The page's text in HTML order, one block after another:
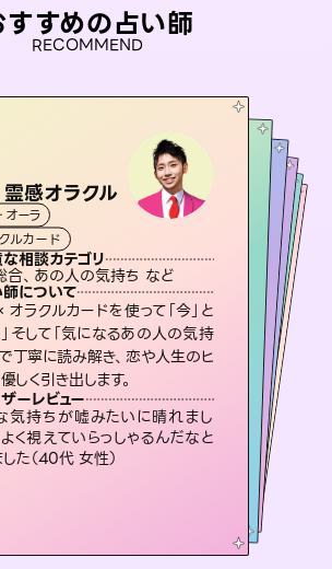
すすめの占い師
RECOMMEND
感オラクル
オーラ
ルカード
相談カテゴリ
合、あの人の気持ち など
について
ラクルカードを使って「今」と
」そして「気になるあの人の気持
丁寧に読み解き、恋や人生のヒ
しく引き出します。
ーレビュー
気持ちが嘘みたいに晴れまし
く視えていらっしゃるんだなと
た（40代 女性）
セラピスト理恵
霊視・オーラ
スピリチュアル・リーディング
得意な相談カテゴリ
片想い、二人の未来、年の差 など
占い師について
連絡再開、復縁、成就などの報告実績
多数。セラピストとして2万超の施術経
験があるからこそできる鑑定で、より良
未来をサポートします。
ユーザーレビュー
ても心温まる鑑定でした。しかもこち
は何も言っていないのに視えていらっ
ゃるんだなと驚きです（30代女性）
未来視師＊花
霊視・オーラ
スピリチュアル・リーディング
得意な相談カテゴリ
出逢い、片想い、復縁 など
占い師について
未来には何パターンもの選択肢があり
ます。不安で視えにくくなっているあな
たの素敵な未来を見つけ、その未来を
選択できるようアドバイスします。
ユーザーレビュー
職場の人の性質や人間関係、本心など
本当によく視えていてびっくり。対策が
打てて前向きになれます（40代）
アイリス -iris-
西洋占星術
ルーン
得意な相談カテゴリ
恋愛総合、片想い、二人の未来 など
占い師について
復縁、恋愛、不倫の行方、同性愛や片思い、仕事関係や借金問題まで知りたいことや心の負担になっていることを紐解き、背中をそっと押して導きます。
ユーザーレビュー
安心感のあり、言い切ってくれる所や濁
さない鑑定のおかげで、毎回自分の気
持ちを整えられます（30代 男性）
スピリチュアル・リーディング
得意な相談カテゴリ
片想い、あの人の気持ち、復縁 など
占い師について
3,700年以上の歴史を持つ東洋最古の
占術「易占」で詳細まで占い、幸せへ向
かう道筋を示します。厳しい結果にも具
体的な対策をお伝えします。
ユーザーレビュー
複雑な背景もしっかり聞いて鑑定して
いただけました。気持ちが楽になりまし
た（50代 女性）
霊視・オーラ タロット
スピリチュアル・リーディング
得意な相談カテゴリ
片想い、あの人の気持ち、復縁 など
占い師について
恋愛のお悩みの中でも特に「曖昧な関
係」の相談を得意としており、友達以上
恋人未満なお相手との今後や本音を丁
寧に読み解き恋愛成就へと導きます。
ユーザーレビュー
鑑定していただいてアドバイス通りに行
動すると仲が復活してきました。ありが
とうございました（40代 女性）